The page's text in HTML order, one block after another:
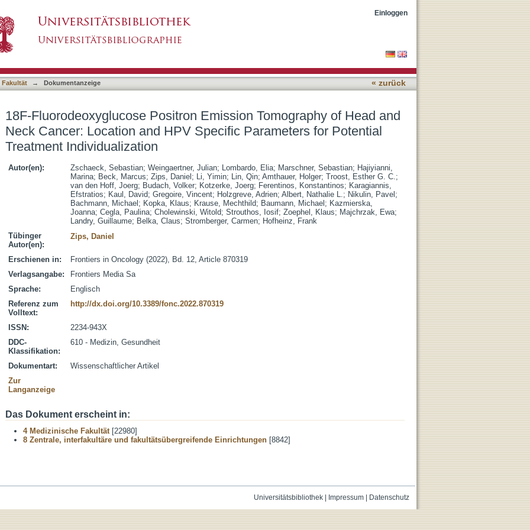
Emission Tomography of Head and Neck Cancer: Location and
Potential Treatment Individualization
Einloggen
Fakultät → Dokumentanzeige « zurück
18F-Fluorodeoxyglucose Positron Emission Tomography of Head and
Neck Cancer: Location and HPV Specific Parameters for Potential
Treatment Individualization
Autor(en): Zschaeck, Sebastian; Weingaertner, Julian; Lombardo, Elia; Marschner, Sebastian; Hajiyianni,
Marina; Beck, Marcus; Zips, Daniel ; Li, Yimin; Lin, Qin; Amthauer, Holger; Troost, Esther G. C.;
van den Hoff, Joerg; Budach, Volker; Kotzerke, Joerg; Ferentinos, Konstantinos; Karagiannis,
Efstratios; Kaul, David; Gregoire, Vincent; Holzgreve, Adrien; Albert, Nathalie L.; Nikulin, Pavel ;
Bachmann, Michael ; Kopka, Klaus; Krause, Mechthild; Baumann, Michael ; Kazmierska,
Joanna; Cegla, Paulina; Cholewinski, Witold; Strouthos, Iosif; Zoephel, Klaus; Majchrzak, Ewa;
Landry, Guillaume; Belka, Claus; Stromberger, Carmen; Hofheinz, Frank
Tübinger
Autor(en):
Zips, Daniel
Erschienen in:
Frontiers in Oncology (2022), Bd. 12, Article 870319
Verlagsangabe:
Frontiers Media Sa
Sprache:
Englisch
Referenz zum
Volltext:
http://dx.doi.org/10.3389/fonc.2022.870319
ISSN:
2234-943X
DDC-
Klassifikation:
610 - Medizin, Gesundheit
Dokumentart:
Wissenschaftlicher Artikel
Zur
Langanzeige
Das Dokument erscheint in:
4 Medizinische Fakultät[22980]
8 Zentrale, interfakultäre und fakultätsübergreifende Einrichtungen [8842]
Universitätsbibliothek| Impressum| Datenschutz